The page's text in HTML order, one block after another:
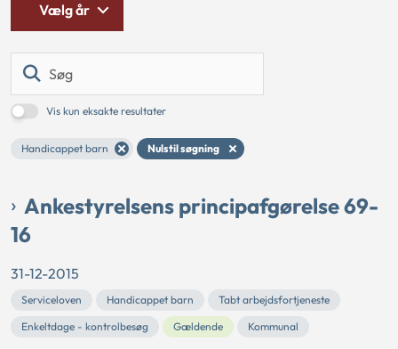
Vis kun eksakte resultater
Handicappet barn Nulstil søgning
Vælg år
Ankestyrelsens principafgørelse 69-
16
31-12-2015
Serviceloven Handicappet barn
Tabt arbejdsfortjeneste
Enkeltdage - kontrolbesøg
Gældende Kommunal